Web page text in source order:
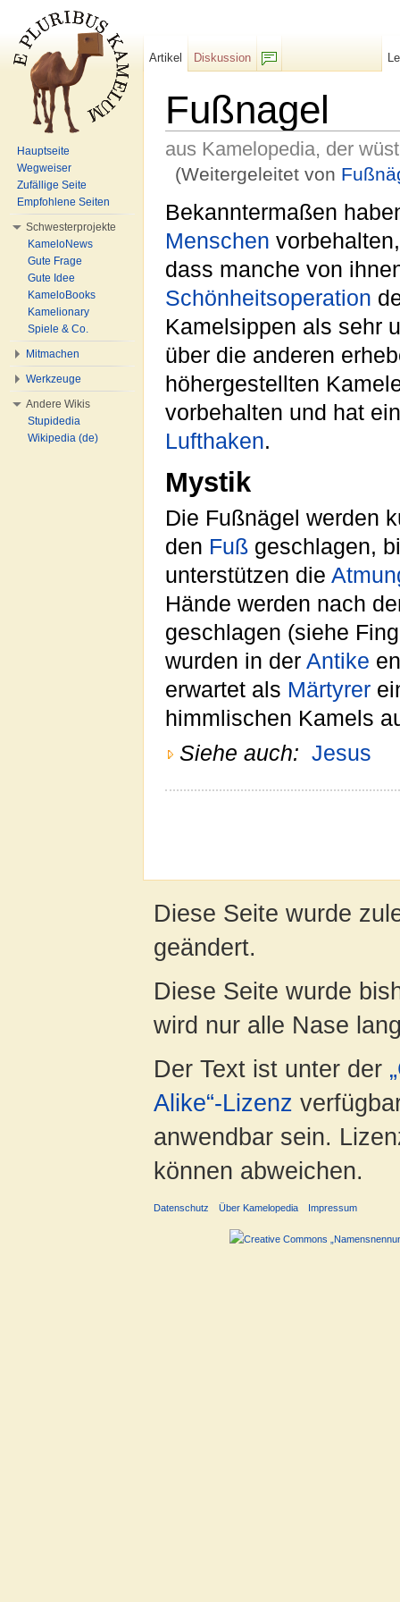
Fußnagel
aus Kamelopedia, der
(Weitergeleitet von
Bekanntermaßen
Menschen
dass manche von
Schönheitsoperation
Kamelsippen als sehr
über die anderen
höhergestellten
vorbehalten und hat
Lufthaken.
Mystik
Die Fußnägel werden
den Fuß geschlagen,
unterstützen die
Hände werden nach
geschlagen (siehe
wurden in der Antike
erwartet als Märtyrer
himmlischen Kamels
Siehe auch: Jesus
Artikel
Diskussion
Hauptseite
Wegweiser
Zufällige Seite
Empfohlene Seiten
Schwesterprojekte
KameloNews
Gute Frage
Gute Idee
KameloBooks
Kamelionary
Spiele & Co.
Mitmachen
Werkzeuge
Andere Wikis
Stupidedia
Wikipedia (de)
Diese Seite wurde
geändert.
Diese Seite wurde
wird nur alle Nase
Der Text ist unter der
Alike“-Lizenz
anwendbar sein.
können abweichen.
Datenschutz Über Kamelopedia Impressum